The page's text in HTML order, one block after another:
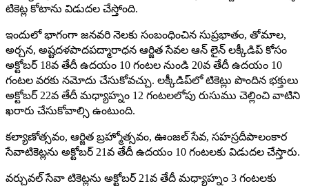
టికెట్ల కోటాను విడుదల చేస్తోంది.
ఇందులో భాగంగా జనవరి నెలకు సంబంధించిన సుప్రభాతం, తోమాల,
అర్చన, అష్టదళపాదపద్మారాధన ఆర్జిత సేవల ఆన్ లైన్ లక్కీడిప్ కోసం
అక్టోబర్ 18వ తేదీ ఉదయం 10 గంటల నుండి 20వ తేదీ ఉదయం 10
గంటల వరకు నమోదు చేసుకోవచ్చు. లక్కీడిప్‌లో టికెట్లు పొందిన భక్తులు
అక్టోబర్ 22వ తేదీ మధ్యాహ్నం 12 గంటలలోపు రుసుము చెల్లించి వాటిని
ఖరారు చేసుకోవాల్సి ఉంటుంది.
కల్యాణోత్సవం, ఆర్జిత బ్రహ్మోత్సవం, ఊంజల్ సేవ, సహస్రదీపాలంకార
సేవాటికెట్లను అక్టోబర్ 21వ తేదీ ఉదయం 10 గంటలకు విడుదల చేస్తారు.
వ‌ర్చువ‌ల్ సేవా టికెట్లను అక్టోబర్ 21వ తేదీ మ‌ధ్యాహ్నం 3 గంటలకు